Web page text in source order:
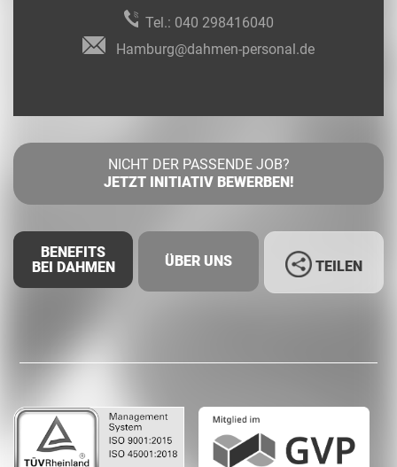
Tel.: 040 298416040
Hamburg@dahmen-personal.de
NICHT DER PASSENDE JOB?
JETZT INITIATIV BEWERBEN!
BENEFITS
BEI DAHMEN
ÜBER UNS TEILEN